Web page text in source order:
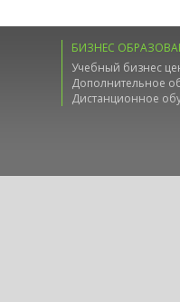
БИЗНЕС
Учебный бизнес
Дополнительное
Дистанционное